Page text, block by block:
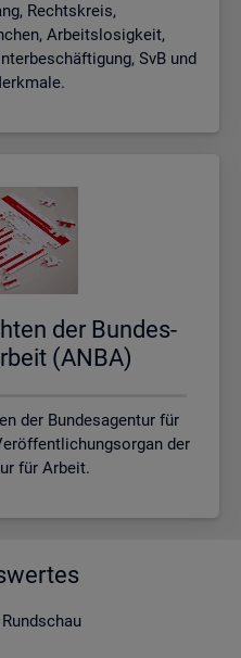
Rechtskreis,
Arbeitslosigkeit,
SvB und
der Bun­des­
(ANBA)
der Bundesagentur für
der
für Arbeit.